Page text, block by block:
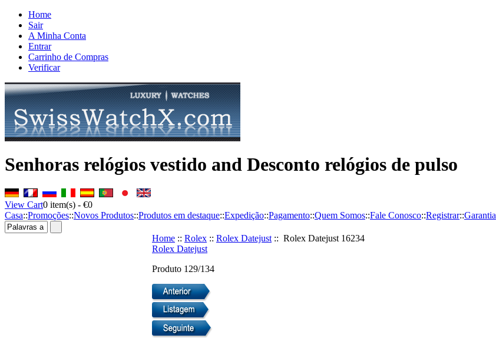
Home
Sair
A Minha Conta
Entrar
Carrinho de Compras
Verificar
Senhoras relógios vestido and Desconto relógios de pulso
View Cart0 item(s) - €0
Casa::Promoções::Novos Produtos::Produtos em destaque::Expedição::Pagamento::Quem Somos::Fale Conosco::Registrar::Garantia
Home :: Rolex :: Rolex Datejust :: Rolex Datejust 16234
Rolex Datejust
Produto 129/134